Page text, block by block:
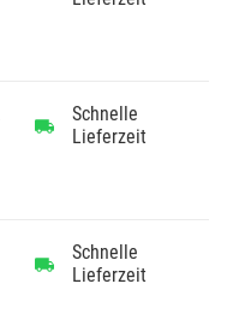
Schnelle
Lieferzeit
Schnelle
Lieferzeit